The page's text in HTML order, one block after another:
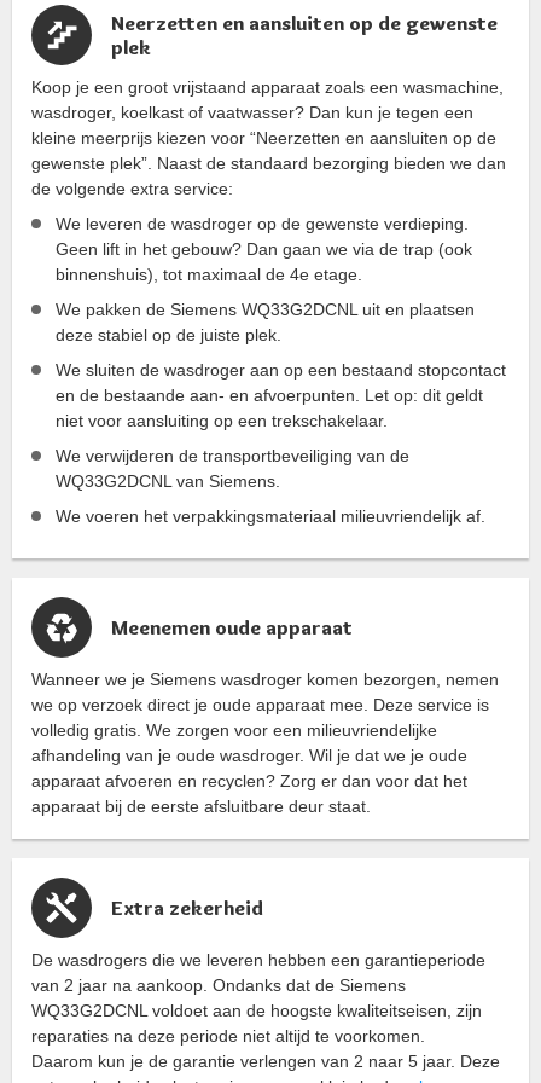
Neerzetten en aansluiten op de gewenste
plek
Koop je een groot vrijstaand apparaat zoals een wasmachine,
wasdroger, koelkast of vaatwasser? Dan kun je tegen een
kleine meerprijs kiezen voor “Neerzetten en aansluiten op de
gewenste plek”. Naast de standaard bezorging bieden we dan
de volgende extra service:
We leveren de wasdroger op de gewenste verdieping.
Geen lift in het gebouw? Dan gaan we via de trap (ook
binnenshuis), tot maximaal de 4e etage.
We pakken de Siemens WQ33G2DCNL uit en plaatsen
deze stabiel op de juiste plek.
We sluiten de wasdroger aan op een bestaand stopcontact
en de bestaande aan- en afvoerpunten. Let op: dit geldt
niet voor aansluiting op een trekschakelaar.
We verwijderen de transportbeveiliging van de
WQ33G2DCNL van Siemens.
We voeren het verpakkingsmateriaal milieuvriendelijk af.
Meenemen oude apparaat
Wanneer we je Siemens wasdroger komen bezorgen, nemen
we op verzoek direct je oude apparaat mee. Deze service is
volledig gratis. We zorgen voor een milieuvriendelijke
afhandeling van je oude wasdroger. Wil je dat we je oude
apparaat afvoeren en recyclen? Zorg er dan voor dat het
apparaat bij de eerste afsluitbare deur staat.
Extra zekerheid
De wasdrogers die we leveren hebben een garantieperiode
van 2 jaar na aankoop. Ondanks dat de Siemens
WQ33G2DCNL voldoet aan de hoogste kwaliteitseisen, zijn
reparaties na deze periode niet altijd te voorkomen.
Daarom kun je de garantie verlengen van 2 naar 5 jaar. Deze